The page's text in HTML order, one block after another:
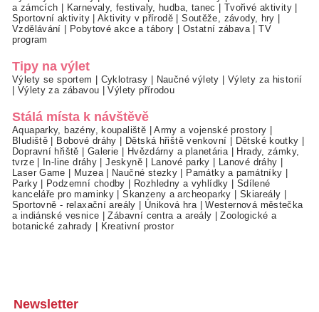
a zámcích
Karnevaly, festivaly, hudba, tanec Tvořivé aktivity
Sportovní aktivity|Aktivity v přírodě |Soutěže, závody, hry
Vzdělávání
Pobytové akce a tábory Ostatní zábava |TV
program
Tipy na výlet
Výlety se sportem Cyklotrasy Naučné výlety
Výlety za historií
Výlety za zábavou |Výlety přírodou
Stálá místa k návštěvě
Aquaparky, bazény, koupaliště |Army a vojenské prostory
Bludiště
Bobové dráhy Dětská hřiště venkovní Dětské koutky
Dopravní hřiště
Galerie Hvězdárny a planetária
Hrady, zámky,
tvrze| In-line dráhy |Jeskyně| Lanové parky Lanové dráhy
Laser Game
Muzea| Naučné stezky Památky a památníky
Parky| Podzemní chodby Rozhledny a vyhlídky
Sdílené
kanceláře pro maminky |Skanzeny a archeoparky Skiareály
Sportovně - relaxační areály
Úniková hra |Westernová městečka
a indiánské vesnice |Zábavní centra a areály |Zoologické a
botanické zahrady
Kreativní prostor
Newsletter